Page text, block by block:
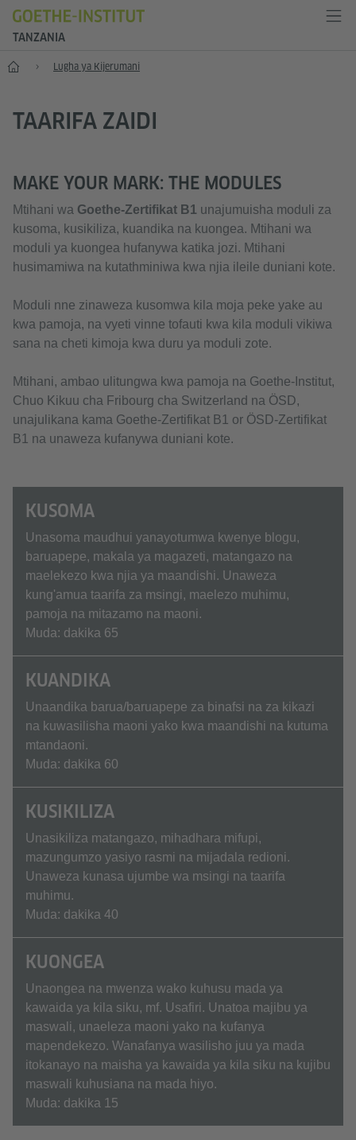
TANZANIA
Anza Lugha ya Kijerumani
TAARIFA ZAIDI
MAKE YOUR MARK: THE MODULES
Mtihani wa Goethe-Zertifikat B1 unajumuisha moduli za
kusoma, kusikiliza, kuandika na kuongea. Mtihani wa
moduli ya kuongea hufanywa katika jozi. Mtihani
husimamiwa na kutathminiwa kwa njia ileile duniani kote.
Moduli nne zinaweza kusomwa kila moja peke yake au
kwa pamoja, na vyeti vinne tofauti kwa kila moduli vikiwa
sana na cheti kimoja kwa duru ya moduli zote.
Mtihani, ambao ulitungwa kwa pamoja na Goethe-Institut,
Chuo Kikuu cha Fribourg cha Switzerland na ÖSD,
unajulikana kama Goethe-Zertifikat B1 or ÖSD-Zertifikat
B1 na unaweza kufanywa duniani kote.
KUSOMA
Unasoma maudhui yanayotumwa kwenye blogu,
baruapepe, makala ya magazeti, matangazo na
maelekezo kwa njia ya maandishi. Unaweza
kung'amua taarifa za msingi, maelezo muhimu,
pamoja na mitazamo na maoni.
Muda: dakika 65
KUANDIKA
Unaandika barua/baruapepe za binafsi na za kikazi
na kuwasilisha maoni yako kwa maandishi na kutuma
mtandaoni.
Muda: dakika 60
KUSIKILIZA
Unasikiliza matangazo, mihadhara mifupi,
mazungumzo yasiyo rasmi na mijadala redioni.
Unaweza kunasa ujumbe wa msingi na taarifa
muhimu.
Muda: dakika 40
KUONGEA
Unaongea na mwenza wako kuhusu mada ya
kawaida ya kila siku, mf. Usafiri. Unatoa majibu ya
maswali, unaeleza maoni yako na kufanya
mapendekezo. Wanafanya wasilisho juu ya mada
itokanayo na maisha ya kawaida ya kila siku na kujibu
maswali kuhusiana na mada hiyo.
Muda: dakika 15